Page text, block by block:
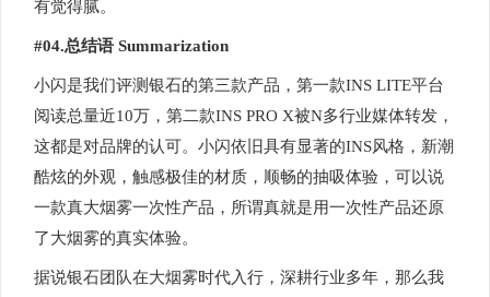
有觉得腻。
#04.总结语 Summarization
小闪是我们评测银石的第三款产品，第一款INS LITE平台
阅读总量近10万，第二款INS PRO X被N多行业媒体转发，
这都是对品牌的认可。小闪依旧具有显著的INS风格，新潮
酷炫的外观，触感极佳的材质，顺畅的抽吸体验，可以说
一款真大烟雾一次性产品，所谓真就是用一次性产品还原
了大烟雾的真实体验。
据说银石团队在大烟雾时代入行，深耕行业多年，那么我